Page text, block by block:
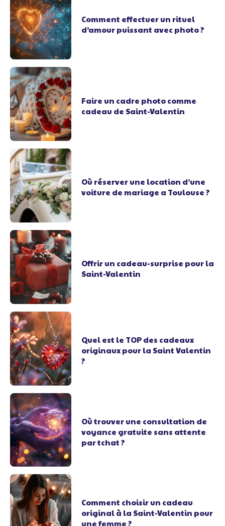
Comment effectuer un rituel
d’amour puissant avec photo ?
Faire un cadre photo comme
cadeau de Saint-Valentin
Où réserver une location d’une
voiture de mariage a Toulouse ?
Offrir un cadeau-surprise pour la
Saint-Valentin
Quel est le TOP des cadeaux
originaux pour la Saint Valentin
?
Où trouver une consultation de
voyance gratuite sans attente
par tchat ?
Comment choisir un cadeau
original à la Saint-Valentin pour
une femme ?